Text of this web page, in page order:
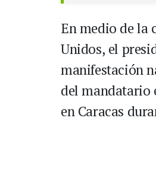
En medio de la
Unidos, el
manifestación
del mandatario
en Caracas